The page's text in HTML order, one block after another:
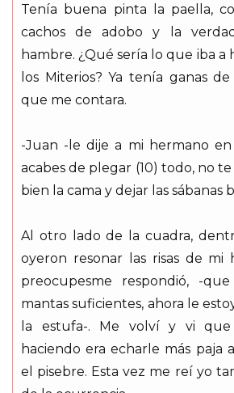
Tenía buena pinta la paella,
cachos de adobo y la
hambre. ¿Qué sería lo que iba a
los Miterios? Ya tenía ganas
que me contara.
-Juan -le dije a mi hermano
acabes de plegar (10) todo, no
bien la cama y dejar las sábanas
Al otro lado de la cuadra,
oyeron resonar las risas de mi
preocupesme respondió, -
mantas suficientes, ahora le
la estufa-. Me volví y vi
haciendo era echarle más paja
el pisebre. Esta vez me reí yo